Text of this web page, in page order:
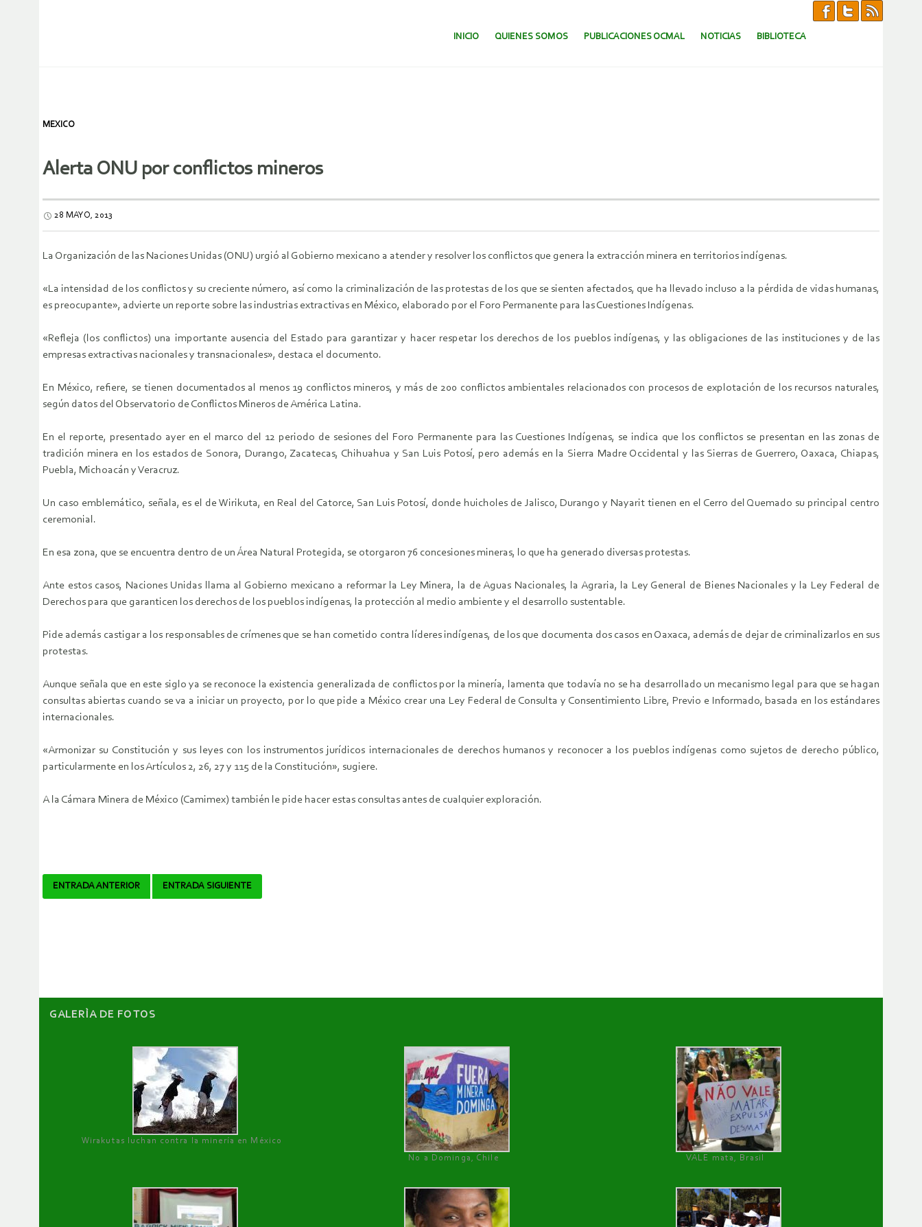
SALTAR AL CONTENIDO.
INICIO QUIENES SOMOS PUBLICACIONES OCMAL NOTICIAS BIBLIOTECA
MEXICO
Alerta ONU por conflictos mineros
28 MAYO, 2013
La Organización de las Naciones Unidas (ONU) urgió al Gobierno mexicano a atender y resolver los conflictos que genera la extracción minera en territorios indígenas.
«La intensidad de los conflictos y su creciente número, así como la criminalización de las protestas de los que se sienten afectados, que ha llevado incluso a la pérdida de vidas humanas,
es preocupante», advierte un reporte sobre las industrias extractivas en México, elaborado por el Foro Permanente para las Cuestiones Indígenas.
«Refleja (los conflictos) una importante ausencia del Estado para garantizar y hacer respetar los derechos de los pueblos indígenas, y las obligaciones de las instituciones y de las
empresas extractivas nacionales y transnacionales», destaca el documento.
En México, refiere, se tienen documentados al menos 19 conflictos mineros, y más de 200 conflictos ambientales relacionados con procesos de explotación de los recursos naturales,
según datos del Observatorio de Conflictos Mineros de América Latina.
En el reporte, presentado ayer en el marco del 12 periodo de sesiones del Foro Permanente para las Cuestiones Indígenas, se indica que los conflictos se presentan en las zonas de
tradición minera en los estados de Sonora, Durango, Zacatecas, Chihuahua y San Luis Potosí, pero además en la Sierra Madre Occidental y las Sierras de Guerrero, Oaxaca, Chiapas,
Puebla, Michoacán y Veracruz.
Un caso emblemático, señala, es el de Wirikuta, en Real del Catorce, San Luis Potosí, donde huicholes de Jalisco, Durango y Nayarit tienen en el Cerro del Quemado su principal centro
ceremonial.
En esa zona, que se encuentra dentro de un Área Natural Protegida, se otorgaron 76 concesiones mineras, lo que ha generado diversas protestas.
Ante estos casos, Naciones Unidas llama al Gobierno mexicano a reformar la Ley Minera, la de Aguas Nacionales, la Agraria, la Ley General de Bienes Nacionales y la Ley Federal de
Derechos para que garanticen los derechos de los pueblos indígenas, la protección al medio ambiente y el desarrollo sustentable.
Pide además castigar a los responsables de crímenes que se han cometido contra líderes indígenas, de los que documenta dos casos en Oaxaca, además de dejar de criminalizarlos en sus
protestas.
Aunque señala que en este siglo ya se reconoce la existencia generalizada de conflictos por la minería, lamenta que todavía no se ha desarrollado un mecanismo legal para que se hagan
consultas abiertas cuando se va a iniciar un proyecto, por lo que pide a México crear una Ley Federal de Consulta y Consentimiento Libre, Previo e Informado, basada en los estándares
internacionales.
«Armonizar su Constitución y sus leyes con los instrumentos jurídicos internacionales de derechos humanos y reconocer a los pueblos indígenas como sujetos de derecho público,
particularmente en los Artículos 2, 26, 27 y 115 de la Constitución», sugiere.
A la Cámara Minera de México (Camimex) también le pide hacer estas consultas antes de cualquier exploración.
Navegador
ENTRADA ANTERIOR ENTRADA SIGUIENTE
GALERÌA DE FOTOS
Wirakutas luchan contra la minería en México
No a Dominga, Chile
VALE mata, Brasil